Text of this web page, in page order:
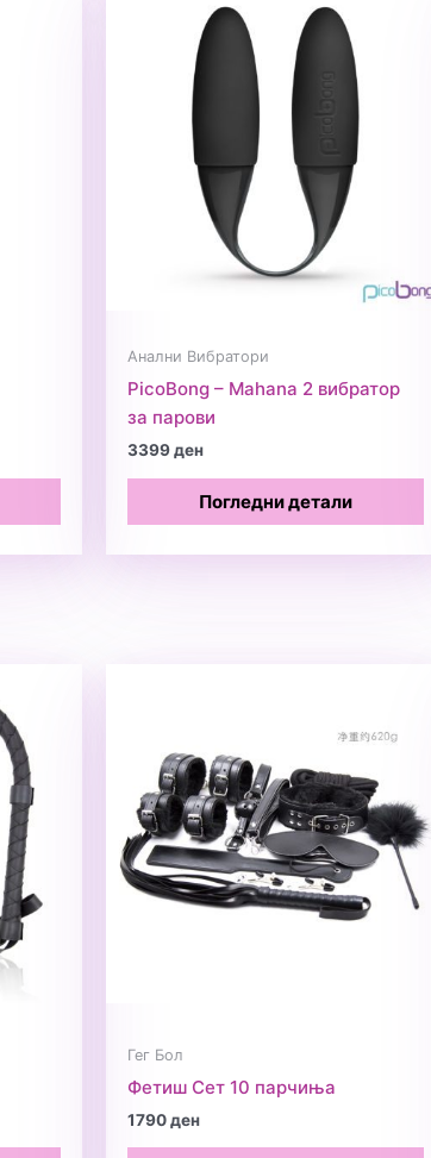
Анални Вибратори
PicoBong – Mahana 2 вибратор
за парови
3399ден
Погледни детали
Гег Бол
Фетиш Сет 10 парчиња
1790ден